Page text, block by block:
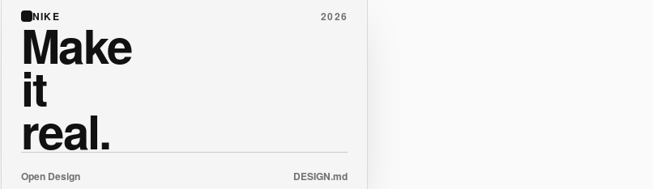
NIKE 2026
Make
it
real.
Open Design DESIGN.md